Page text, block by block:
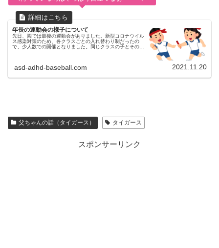
年長の運動会の様子について
先日、園では最後の運動会がありました。新型コロナウイル
ス感染対策のため、各クラスごとの入れ替わり制だったの
で、少人数での開催となりました。同じクラスの子とその保
asd-adhd-baseball.com 2021.11.20
父ちゃんの話（タイガース） タイガース
スポンサーリンク